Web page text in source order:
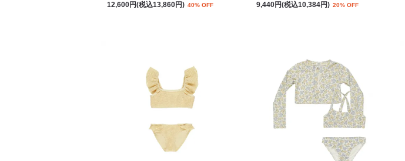
12,600円(税込13,860円) 40% OFF
9,440円(税込10,384円) 20% OFF